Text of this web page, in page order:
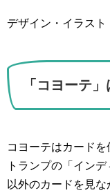
デザイン・イラス
「コヨーテ
コヨーテはカード
トランプの「イン
以外のカードを見